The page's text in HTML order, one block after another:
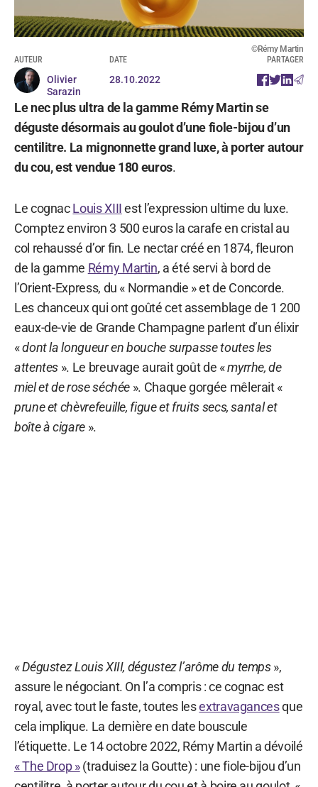
©Rémy Martin
AUTEUR
Olivier
Sarazin
DATE
28.10.2022
PARTAGER
Le nec plus ultra de la gamme Rémy Martin se
déguste désormais au goulot d’une fiole-bijou d’un
centilitre. La mignonnette grand luxe, à porter autour
du cou, est vendue 180 euros.
Le cognacLouis XIIIest l’expression ultime du luxe.
Comptez environ 3 500 euros la carafe en cristal au
col rehaussé d’or fin. Le nectar créé en 1874, fleuron
de la gamme Rémy Martin, a été servi à bord de
l’Orient-Express, du « Normandie » et de Concorde.
Les chanceux qui ont goûté cet assemblage de 1 200
eaux-de-vie de Grande Champagne parlent d’un élixir
«dont la longueur en bouche surpasse toutes les
attentes ». Le breuvage aurait goût de «myrrhe, de
miel et de rose séchée ». Chaque gorgée mêlerait «
prune et chèvrefeuille, figue et fruits secs, santal et
boîte à cigare».
« Dégustez Louis XIII, dégustez l’arôme du temps»,
assure le négociant. On l’a compris : ce cognac est
royal, avec tout le faste, toutes lesextravagancesque
cela implique. La dernière en date bouscule
l’étiquette. Le 14 octobre 2022, Rémy Martin a dévoilé
« The Drop »(traduisez la Goutte) : une fiole-bijou d’un